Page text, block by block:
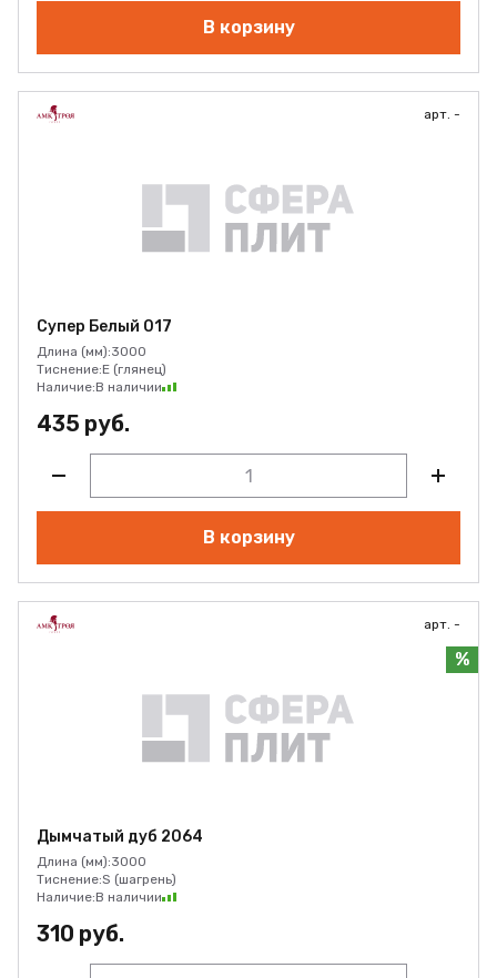
В корзину
арт. -
Супер Белый 017
Длина (мм):3000
Тиснение:E (глянец)
Наличие:В наличии
435 руб.
В корзину
арт. -
%
Дымчатый дуб 2064
Длина (мм):3000
Тиснение:S (шагрень)
Наличие:В наличии
310 руб.